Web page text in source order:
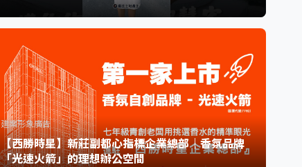
建案形象廣告
【西勝時星】新莊副都心指標企業總部｜香氛品牌
「光速火箭」的理想辦公空間